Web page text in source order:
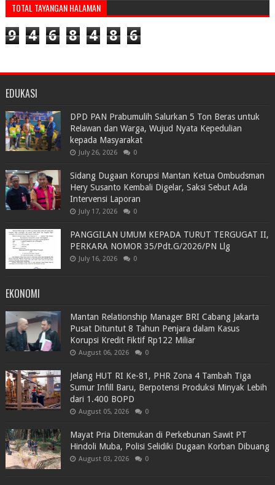
TOTAL TAYANGAN HALAMAN
9 4 6 8 4 8 6
EDUKASI
DPD PAN Prabumulih Salurkan 5 Ton Beras untuk
Relawan dan Warga, Wujud Nyata Kepedulian
kepada Masyarakat
July 26, 2026 0
Sidang Dugaan Korupsi Mantan Ketua Ombudsman
Hery Susanto Kembali Digelar, Saksi Sebut Ada
Intervensi Laporan
July 17, 2026 0
PANGGILAN UMUM KEPADA TURUT TERGUGAT II,
PERKARA NOMOR 35/Pdt.G/2026/PN Llg
July 16, 2026 0
EKONOMI
Mantan Relationship Manager BRI Cabang Jakarta
Pusat Dituntut 8 Tahun Penjara dalam Kasus
Korupsi Kredit Fiktif Rp122 Miliar
August 06, 2026 0
Jelang HUT RI Ke-81, PHR Zona 4 Tambah Tiga
Sumur Infill Baru, Berpotensi Produksi Minyak Lebih
dari 1.400 BOPD
August 05, 2026 0
Mayat Pria Ditemukan di Perkebunan Sawit PT
Hindoli Muba, Polisi Selidiki Dugaan Korban Dibuang
August 03, 2026 0